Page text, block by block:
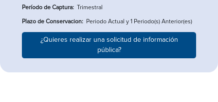
Período de Captura: Trimestral
Plazo de Conservacion: Periodo Actual y 1 Periodo(s) Anterior(es)
¿Quieres realizar una solicitud de información
pública?